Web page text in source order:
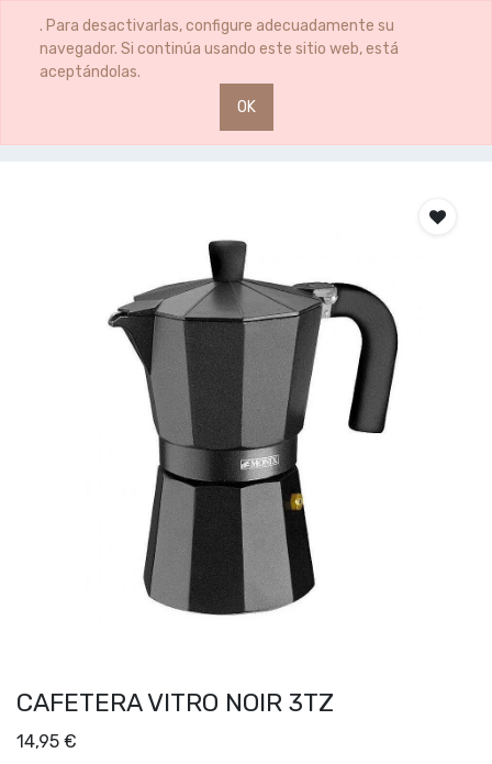
. Para desactivarlas, configure adecuadamente su
navegador. Si continúa usando este sitio web, está
aceptándolas.
OK
0 0
CAFETERA VITRO NOIR 3TZ
CAFETERA VITRO NOIR 3TZ
14,95 €